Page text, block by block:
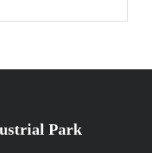
Park